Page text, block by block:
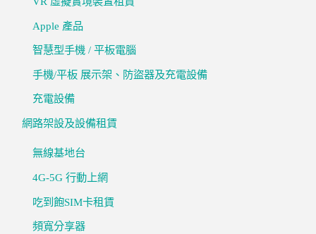
Apple 產品
智慧型手機 / 平板電腦
手機/平板 展示架、防盜器及充電設備
充電設備
網路架設及設備租賃
無線基地台
4G-5G 行動上網
吃到飽SIM卡租賃
頻寬分享器